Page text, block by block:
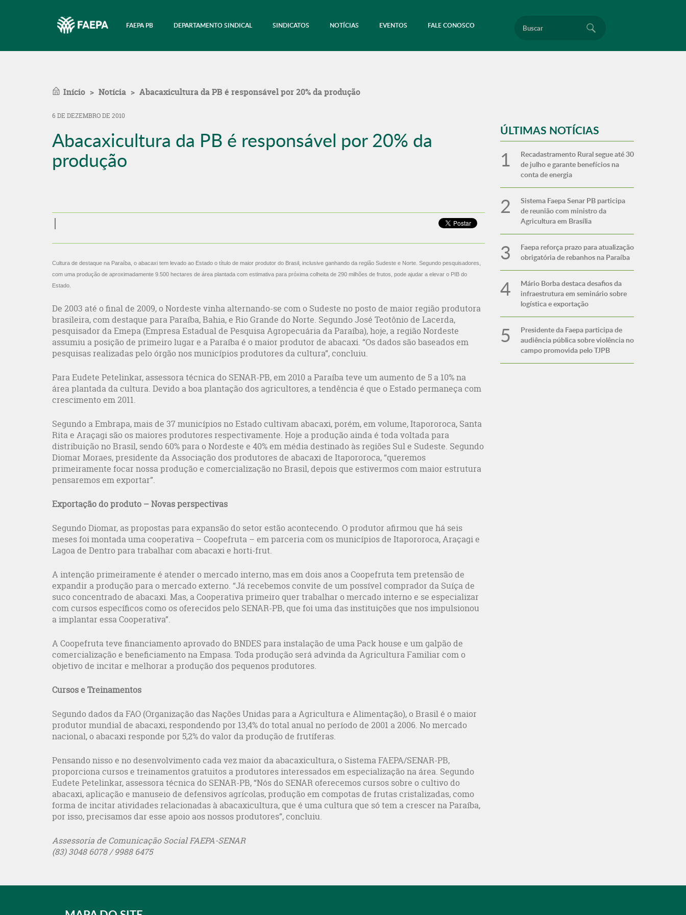
FAEPA PB DEPARTAMENTO SINDICAL SINDICATOS NOTÍCIAS EVENTOS FALE CONOSCO
Início Notícia Abacaxicultura da PB é responsável por 20% da produção
6 DE DEZEMBRO DE 2010
Abacaxicultura da PB é responsável por 20% da
produção
Cultura de destaque na Paraíba, o abacaxi tem levado ao Estado o título de maior produtor do Brasil, inclusive ganhando da região Sudeste e Norte. Segundo pesquisadores,
com uma produção de aproximadamente 9.500 hectares de área plantada com estimativa para próxima colheita de 290 milhões de frutos, pode ajudar a elevar o PIB do
Estado.
De 2003 até o final de 2009, o Nordeste vinha alternando-se com o Sudeste no posto de maior região produtora
brasileira, com destaque para Paraíba, Bahia, e Rio Grande do Norte. Segundo José Teotônio de Lacerda,
pesquisador da Emepa (Empresa Estadual de Pesquisa Agropecuária da Paraíba), hoje, a região Nordeste
assumiu a posição de primeiro lugar e a Paraíba é o maior produtor de abacaxi. “Os dados são baseados em
pesquisas realizadas pelo órgão nos municípios produtores da cultura”, concluiu.
Para Eudete Petelinkar, assessora técnica do SENAR-PB, em 2010 a Paraíba teve um aumento de 5 a 10% na
área plantada da cultura. Devido a boa plantação dos agricultores, a tendência é que o Estado permaneça com
crescimento em 2011.
Segundo a Embrapa, mais de 37 municípios no Estado cultivam abacaxi, porém, em volume, Itapororoca, Santa
Rita e Araçagi são os maiores produtores respectivamente. Hoje a produção ainda é toda voltada para
distribuição no Brasil, sendo 60% para o Nordeste e 40% em média destinado às regiões Sul e Sudeste. Segundo
Diomar Moraes, presidente da Associação dos produtores de abacaxi de Itapororoca, “queremos
primeiramente focar nossa produção e comercialização no Brasil, depois que estivermos com maior estrutura
pensaremos em exportar”.
Exportação do produto – Novas perspectivas
Segundo Diomar, as propostas para expansão do setor estão acontecendo. O produtor afirmou que há seis
meses foi montada uma cooperativa – Coopefruta – em parceria com os municípios de Itapororoca, Araçagi e
Lagoa de Dentro para trabalhar com abacaxi e horti-frut.
A intenção primeiramente é atender o mercado interno, mas em dois anos a Coopefruta tem pretensão de
expandir a produção para o mercado externo. “Já recebemos convite de um possível comprador da Suíça de
suco concentrado de abacaxi. Mas, a Cooperativa primeiro quer trabalhar o mercado interno e se especializar
com cursos específicos como os oferecidos pelo SENAR-PB, que foi uma das instituições que nos impulsionou
a implantar essa Cooperativa”.
A Coopefruta teve financiamento aprovado do BNDES para instalação de uma Pack house e um galpão de
comercialização e beneficiamento na Empasa. Toda produção será advinda da Agricultura Familiar com o
objetivo de incitar e melhorar a produção dos pequenos produtores.
Cursos e Treinamentos
Segundo dados da FAO (Organização das Nações Unidas para a Agricultura e Alimentação), o Brasil é o maior
produtor mundial de abacaxi, respondendo por 13,4% do total anual no período de 2001 a 2006. No mercado
nacional, o abacaxi responde por 5,2% do valor da produção de frutíferas.
Pensando nisso e no desenvolvimento cada vez maior da abacaxicultura, o Sistema FAEPA/SENAR-PB,
proporciona cursos e treinamentos gratuitos a produtores interessados em especialização na área. Segundo
Eudete Petelinkar, assessora técnica do SENAR-PB, “Nós do SENAR oferecemos cursos sobre o cultivo do
abacaxi, aplicação e manuseio de defensivos agrícolas, produção em compotas de frutas cristalizadas, como
forma de incitar atividades relacionadas à abacaxicultura, que é uma cultura que só tem a crescer na Paraíba,
por isso, precisamos dar esse apoio aos nossos produtores”, concluiu.
Assessoria de Comunicação Social FAEPA-SENAR
(83) 3048 6078 / 9988 6475
ÚLTIMAS NOTÍCIAS
Recadastramento Rural segue até 30
de julho e garante benefícios na
conta de energia
Sistema Faepa Senar PB participa
de reunião com ministro da
Agricultura em Brasília
Faepa reforça prazo para atualização
obrigatória de rebanhos na Paraíba
Mário Borba destaca desafios da
infraestrutura em seminário sobre
logística e exportação
Presidente da Faepa participa de
audiência pública sobre violência no
campo promovida pelo TJPB